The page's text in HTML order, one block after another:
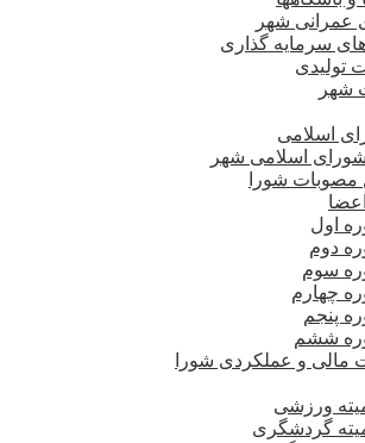
عمرانی شهر
سرمایه گذاری
تولیدی
شهر
اسلامی
اسلامی شهر
مصوبات شورا
اول
دوم
سوم
چهارم
پنجم
ششم
مالی و عملکردی شورا
ورزشی
گردشگری